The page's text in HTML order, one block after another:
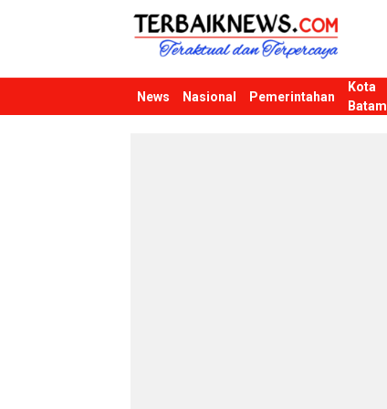
Terbaiknews
Teraktual dan Terpercaya
News Nasional Pemerintahan
Kota
Batam